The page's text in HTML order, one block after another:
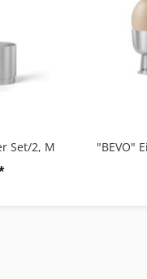
Set/2, M